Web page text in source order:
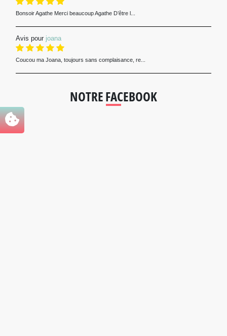
Bonsoir Agathe Merci beaucoup Agathe D’être l...
Avis pour joana
Coucou ma Joana, toujours sans complaisance, re...
NOTRE FACEBOOK